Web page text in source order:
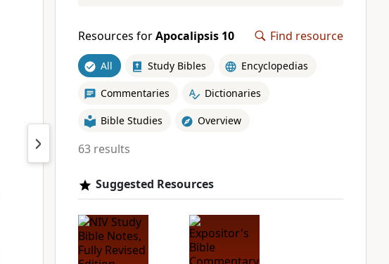
Resources forApocalipsis 10 Find resource
All Study Bibles Encyclopedias
Commentaries Dictionaries
Bible Studies Overview
63 results
Suggested Resources